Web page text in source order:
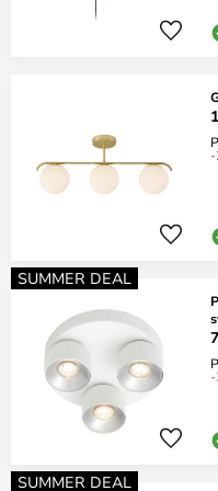
SUMMER DEAL
SUMMER DEAL